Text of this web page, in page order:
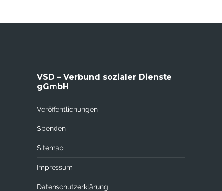
VSD – Verbund sozialer Dienste
gGmbH
Veröffentlichungen
Spenden
Sitemap
Impressum
Datenschutzerklärung